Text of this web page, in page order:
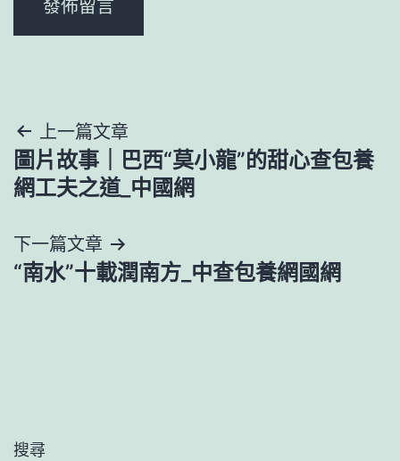
文
章
覽
上一篇文章
圖片故事｜巴西“莫小龍”的甜心查包養
網工夫之道_中國網
下一篇文章
“南水”十載潤南方_中查包養網國網
搜尋